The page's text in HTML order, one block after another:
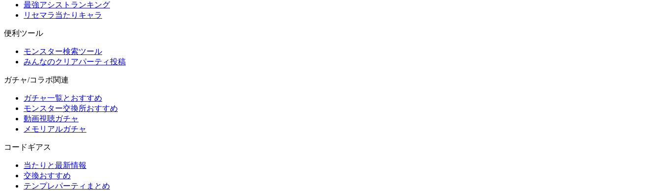
最強アシストランキング
リセマラ当たりキャラ
便利ツール
モンスター検索ツール
みんなのクリアパーティ投稿
ガチャ/コラボ関連
ガチャ一覧とおすすめ
モンスター交換所おすすめ
動画視聴ガチャ
メモリアルガチャ
コードギアス
当たりと最新情報
交換おすすめ
テンプレパーティまとめ